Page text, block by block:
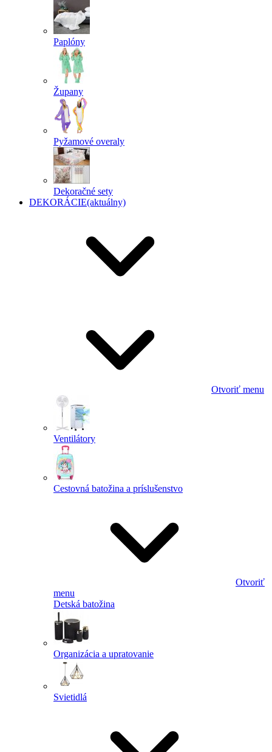
Paplóny
Župany
Pyžamové overaly
Dekoračné sety
DEKORÁCIE(aktuálny)
Otvoriť menu
Ventilátory
Cestovná batožina a príslušenstvo
Otvoriť
menu
Detská batožina
Organizácia a upratovanie
Svietidlá